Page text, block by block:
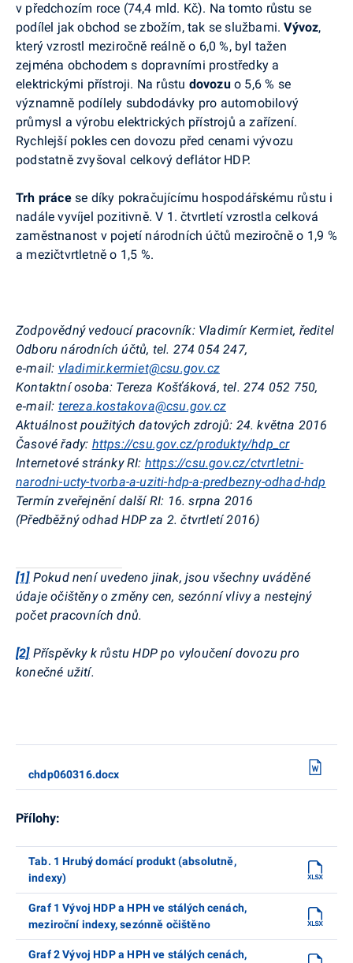
v předchozím roce (74,4 mld. Kč). Na tomto růstu se
podílel jak obchod se zbožím, tak se službami.Vývoz,
který vzrostl meziročně reálně o 6,0 %, byl tažen
zejména obchodem s dopravními prostředky a
elektrickými přístroji. Na růstu dovozuo 5,6 % se
významně podílely subdodávky pro automobilový
průmysl a výrobu elektrických přístrojů a zařízení.
Rychlejší pokles cen dovozu před cenami vývozu
podstatně zvyšoval celkový deflátor HDP.
Trh prácese díky pokračujícímu hospodářskému růstu i
nadále vyvíjel pozitivně. V 1. čtvrtletí vzrostla celková
zaměstnanost v pojetí národních účtů meziročně o 1,9 %
a mezičtvrtletně o 1,5 %.
Zodpovědný vedoucí pracovník: Vladimír Kermiet, ředitel
Odboru národních účtů, tel. 274 054 247,
e‑mail: vladimir.kermiet@csu.gov.cz
Kontaktní osoba: Tereza Košťáková, tel. 274 052 750,
e‑mail: tereza.kostakova@csu.gov.cz
Aktuálnost použitých datových zdrojů: 24. května 2016
Časové řady: https://csu.gov.cz/produkty/hdp_cr
Internetové stránky RI: https://csu.gov.cz/ctvrtletni-
narodni-ucty-tvorba-a-uziti-hdp-a-predbezny-odhad-hdp
Termín zveřejnění další RI: 16. srpna 2016
(Předběžný odhad HDP za 2. čtvrtletí 2016)
[1] Pokud není uvedeno jinak, jsou všechny uváděné
údaje očištěny o změny cen, sezónní vlivy a nestejný
počet pracovních dnů.
[2] Příspěvky k růstu HDP po vyloučení dovozu pro
konečné užití.
chdp060316.docx
Přílohy:
Tab. 1 Hrubý domácí produkt (absolutně,
indexy)
Graf 1 Vývoj HDP a HPH ve stálých cenách,
meziroční indexy, sezónně očištěno
Graf 2 Vývoj HDP a HPH ve stálých cenách,